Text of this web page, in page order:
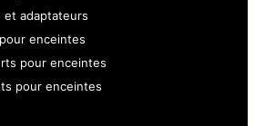
et adaptateurs
enceintes
pour enceintes
pour enceintes